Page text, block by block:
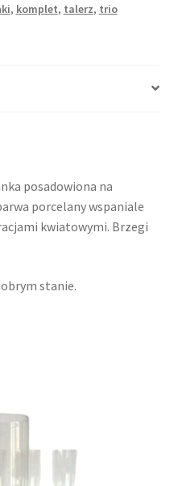
, komplet, talerz, trio
posadowiona na
porcelany wspaniale
kwiatowymi. Brzegi
stanie.